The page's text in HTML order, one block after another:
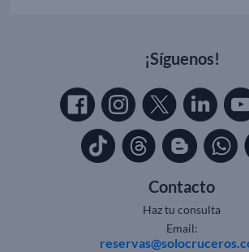
¡Síguenos!
Contacto
Haz tu consulta
Email: